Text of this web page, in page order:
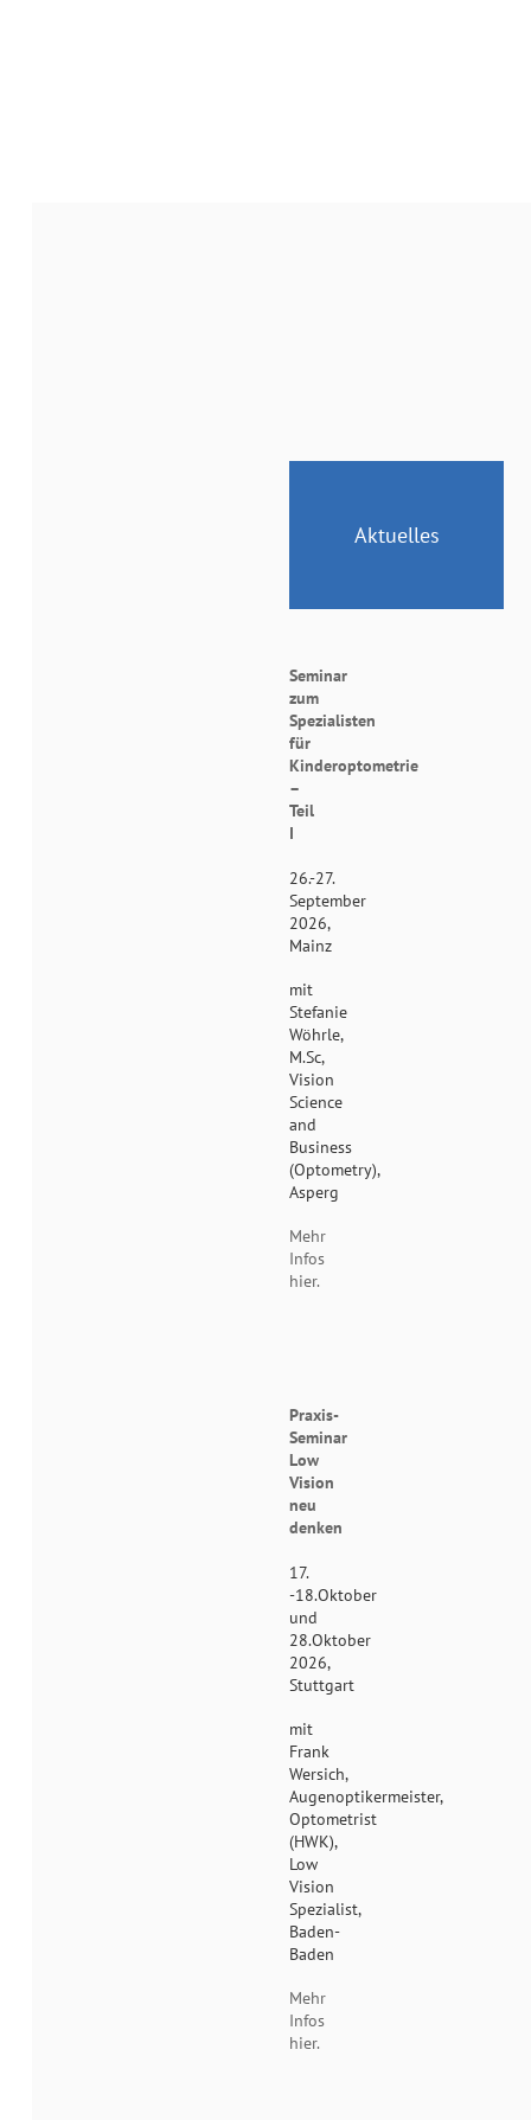
Aktuelles
Seminar
zum
Spezialisten
für
Kinderoptometrie
–
Teil
I
26.-27.
September
2026,
Mainz
mit
Stefanie
Wöhrle,
M.Sc,
Vision
Science
and
Business
(Optometry),
Asperg
Mehr
Infos
hier.
Praxis-
Seminar
Low
Vision
neu
denken
17.
-18.Oktober
und
28.Oktober
2026,
Stuttgart
mit
Frank
Wersich,
Augenoptikermeister,
Optometrist
(HWK),
Low
Vision
Spezialist,
Baden-
Baden
Mehr
Infos
hier.